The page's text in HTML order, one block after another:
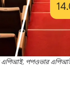
এপিআই, পপওভার